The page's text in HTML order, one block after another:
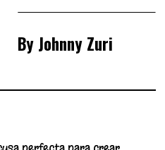
By Johnny Zuri